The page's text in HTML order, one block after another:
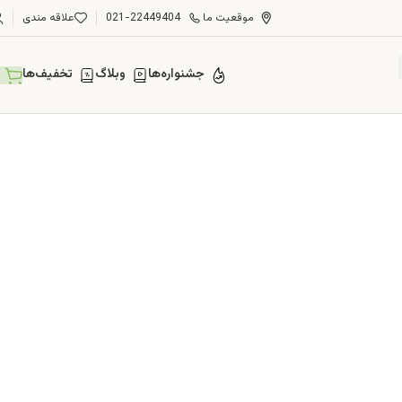
موقعیت ما 021-22449404 علاقه مندی
جشنواره‌ها وبلاگ تخفیف‌ها